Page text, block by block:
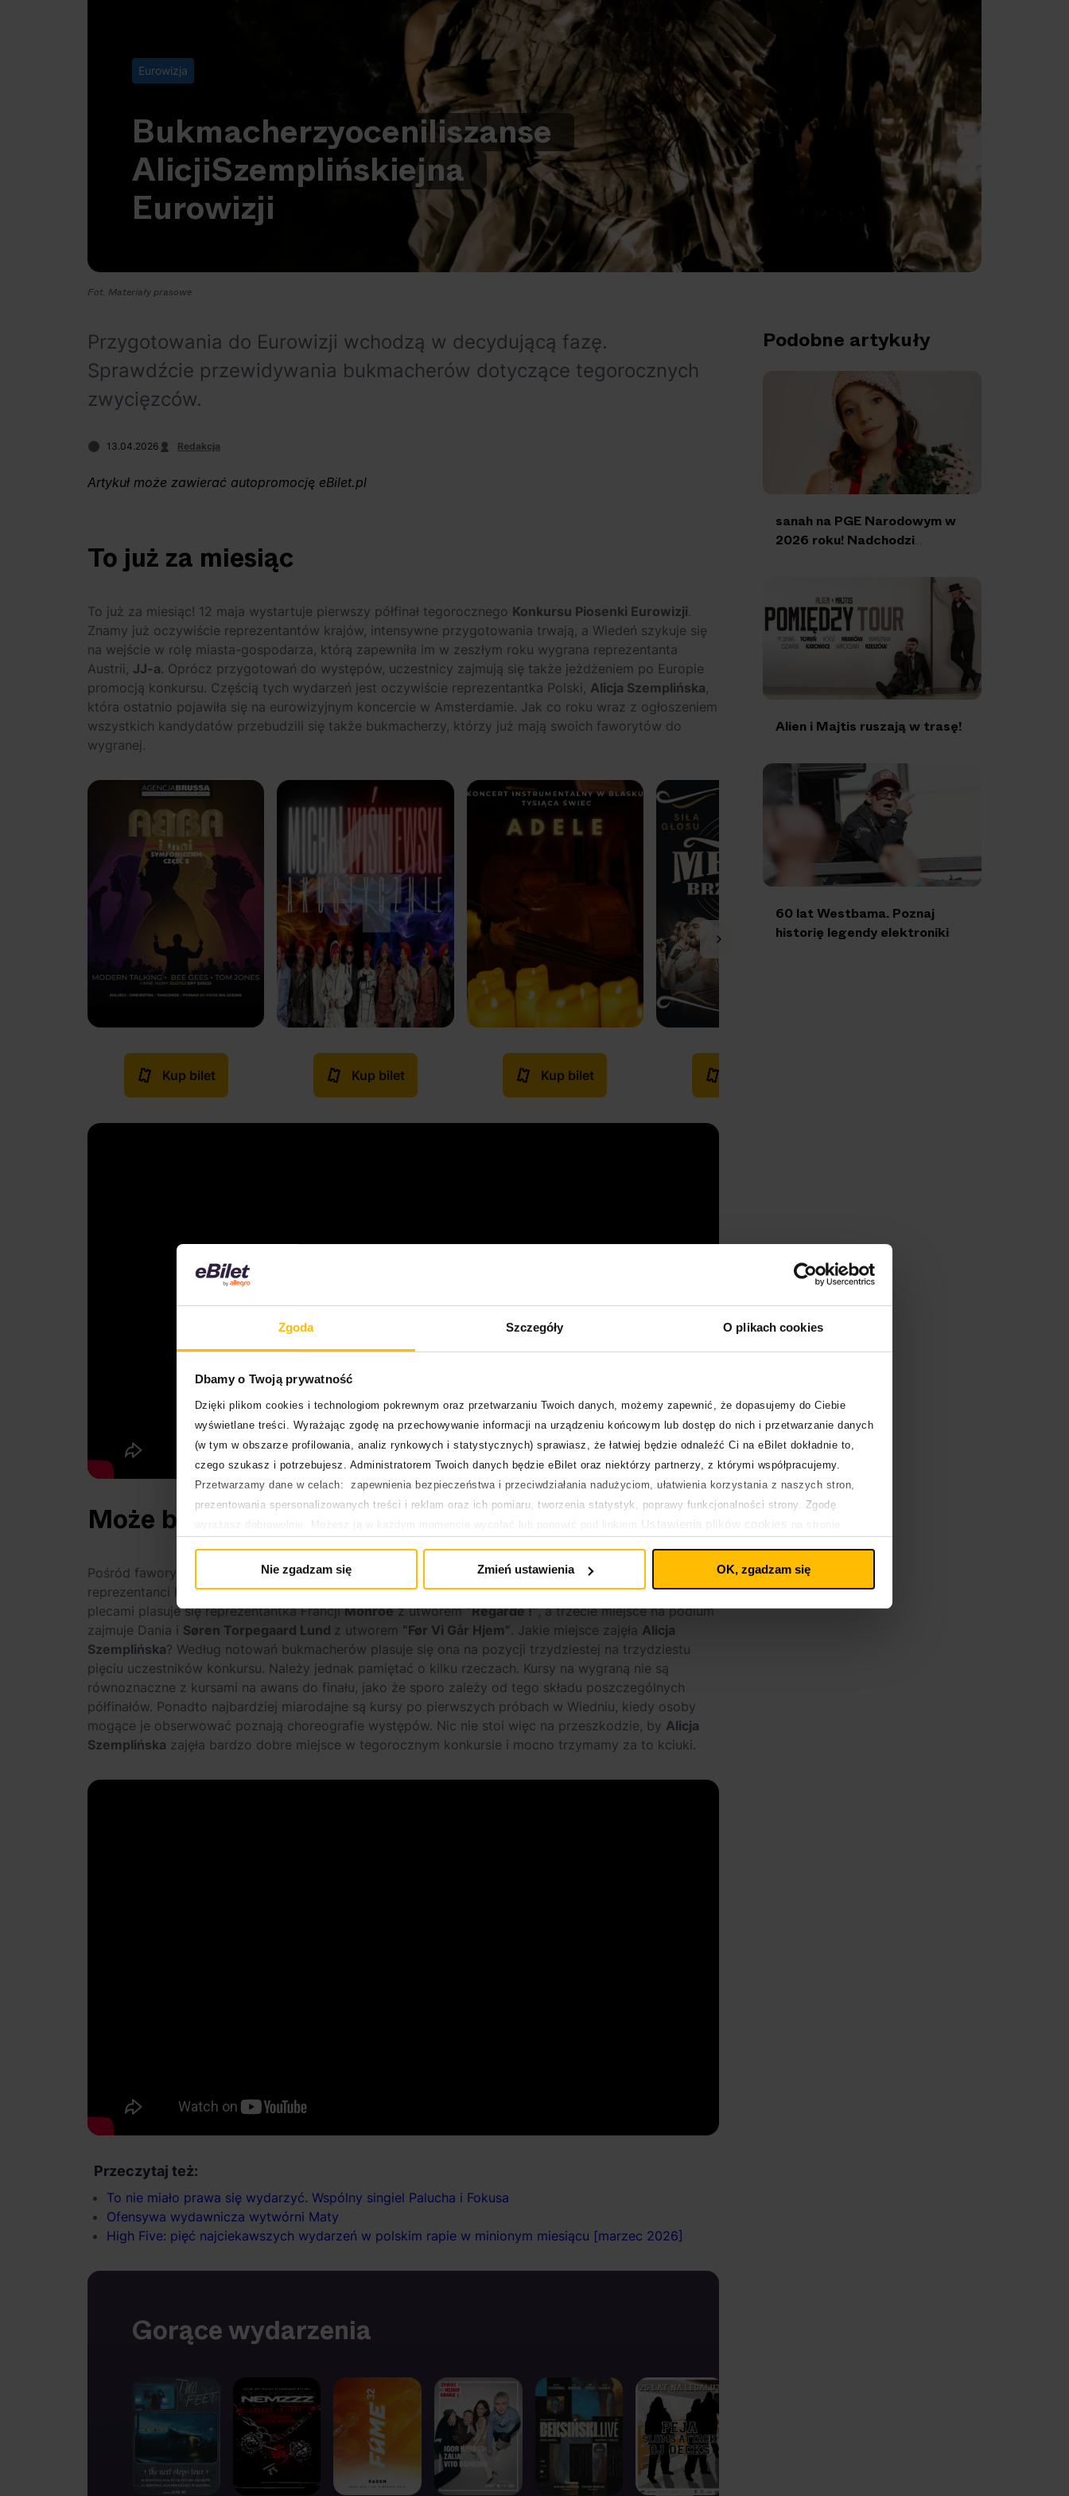
Zgoda Szczegóły O plikach cookies
Dbamy o Twoją prywatność
Dzięki plikom cookies i technologiom pokrewnym oraz przetwarzaniu Twoich danych, możemy zapewnić, że dopasujemy do Ciebie
wyświetlane treści. Wyrażając zgodę na przechowywanie informacji na urządzeniu końcowym lub dostęp do nich i przetwarzanie danych
(w tym w obszarze profilowania, analiz rynkowych i statystycznych) sprawiasz, że łatwiej będzie odnaleźć Ci na eBilet dokładnie to,
czego szukasz i potrzebujesz. Administratorem Twoich danych będzie eBilet oraz niektórzy partnerzy, z którymi współpracujemy.
Przetwarzamy dane w celach: zapewnienia bezpieczeństwa i przeciwdziałania nadużyciom, ułatwienia korzystania z naszych stron,
prezentowania spersonalizowanych treści i reklam oraz ich pomiaru, tworzenia statystyk, poprawy funkcjonalności strony. Zgodę
Ustawienia plików cookies
Polityka prywatności
Nie zgadzam się Zmień ustawienia OK, zgadzam się
Eurowizja
Bukmacherzyoceniliszanse
AlicjiSzemplińskiejna
Eurowizji
Fot. Materiały prasowe
Przygotowania do Eurowizji wchodzą w decydującą fazę.
Sprawdźcie przewidywania bukmacherów dotyczące tegorocznych
zwycięzców.
13.04.2026 Redakcja
Artykuł może zawierać autopromocję eBilet.pl
To już za miesiąc
To już za miesiąc! 12 maja wystartuje pierwszy półfinał tegorocznego Konkursu Piosenki Eurowizji.
Znamy już oczywiście reprezentantów krajów, intensywne przygotowania trwają, a Wiedeń szykuje się
na wejście w rolę miasta-gospodarza, którą zapewniła im w zeszłym roku wygrana reprezentanta
Austrii, JJ-a. Oprócz przygotowań do występów, uczestnicy zajmują się także jeżdżeniem po Europie
promocją konkursu. Częścią tych wydarzeń jest oczywiście reprezentantka Polski, Alicja Szemplińska,
która ostatnio pojawiła się na eurowizyjnym koncercie w Amsterdamie. Jak co roku wraz z ogłoszeniem
wszystkich kandydatów przebudzili się także bukmacherzy, którzy już mają swoich faworytów do
wygranej.
Kup bilet Kup bilet Kup bilet
Może być ciężko
Pośród faworytów bukmacherów do wygranej w konkursie zdecydowane pierwsze miejsce zajmują
reprezentanci Finlandii, duetLinda Lampenius x Pete Parkkonen, z ich utworem“Liekinheitin”. Za ich
plecami plasuje się reprezentantka FrancjiMonroez utworem“Regarde !“, a trzecie miejsce na podium
zajmuje Dania i Søren Torpegaard Lund z utworem “Før Vi Går Hjem”. Jakie miejsce zajęła Alicja
Szemplińska? Według notowań bukmacherów plasuje się ona na pozycji trzydziestej na trzydziestu
pięciu uczestników konkursu. Należy jednak pamiętać o kilku rzeczach. Kursy na wygraną nie są
równoznaczne z kursami na awans do finału, jako że sporo zależy od tego składu poszczególnych
półfinałów. Ponadto najbardziej miarodajne są kursy po pierwszych próbach w Wiedniu, kiedy osoby
mogące je obserwować poznają choreografie występów. Nic nie stoi więc na przeszkodzie, by Alicja
Szemplińska zajęła bardzo dobre miejsce w tegorocznym konkursie i mocno trzymamy za to kciuki.
Przeczytaj też:
To nie miało prawa się wydarzyć. Wspólny singiel Palucha i Fokusa
Ofensywa wydawnicza wytwórni Maty
High Five: pięć najciekawszych wydarzeń w polskim rapie w minionym miesiącu [marzec 2026]
Gorące wydarzenia
Podobne artykuły
sanah na PGE Narodowym w
2026 roku! Nadchodzi
Alien i Majtis ruszają w trasę!
60 lat Westbama. Poznaj
historię legendy elektroniki